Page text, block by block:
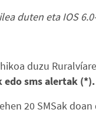
duten eta IOS
duzu
sms alertak (*).
20 SMSak